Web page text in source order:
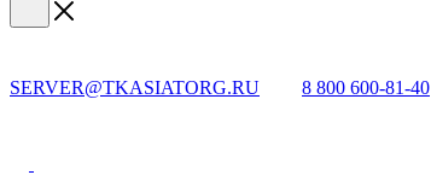
SERVER@TKASIATORG.RU 8 800 600-81-40